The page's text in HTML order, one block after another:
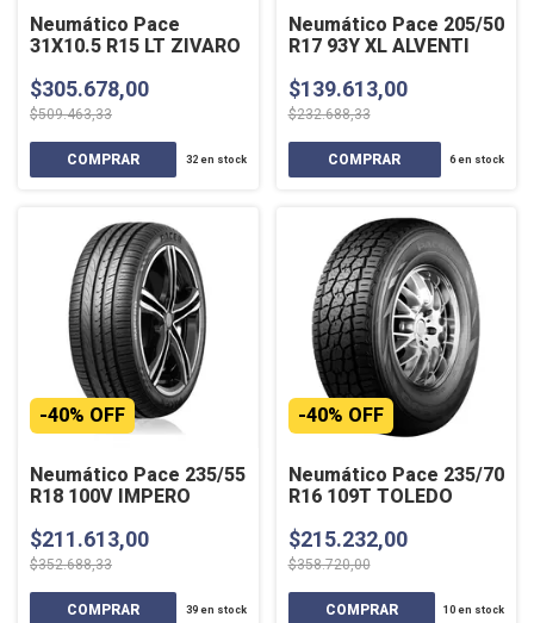
Neumático Pace
31X10.5 R15 LT ZIVARO
$305.678,00
$509.463,33
32en stock
Neumático Pace 205/50
R17 93Y XL ALVENTI
$139.613,00
$232.688,33
6en stock
Neumático Pace 235/55
R18 100V IMPERO
-40% OFF
$211.613,00
$352.688,33
39en stock
Neumático Pace 235/70
R16 109T TOLEDO
-40% OFF
$215.232,00
$358.720,00
10 en stock